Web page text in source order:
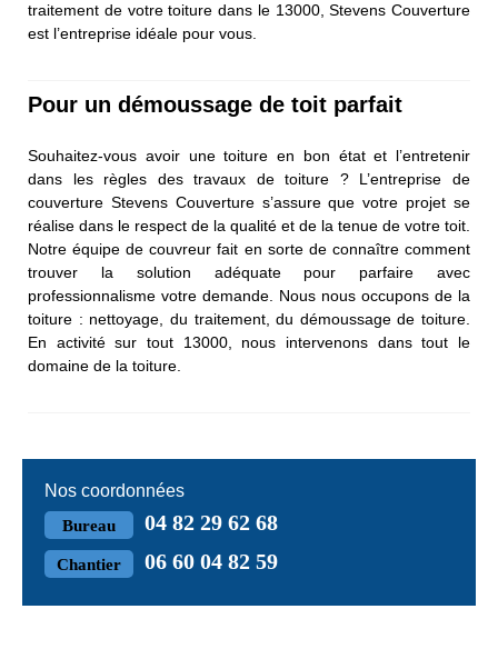
traitement de votre toiture dans le 13000, Stevens Couverture
est l’entreprise idéale pour vous.
Pour un démoussage de toit parfait
Souhaitez-vous avoir une toiture en bon état et l’entretenir
dans les règles des travaux de toiture ? L’entreprise de
couverture Stevens Couverture s’assure que votre projet se
réalise dans le respect de la qualité et de la tenue de votre toit.
Notre équipe de couvreur fait en sorte de connaître comment
trouver la solution adéquate pour parfaire avec
professionnalisme votre demande. Nous nous occupons de la
toiture : nettoyage, du traitement, du démoussage de toiture.
En activité sur tout 13000, nous intervenons dans tout le
domaine de la toiture.
Nos coordonnées
Bureau 04 82 29 62 68
Chantier 06 60 04 82 59